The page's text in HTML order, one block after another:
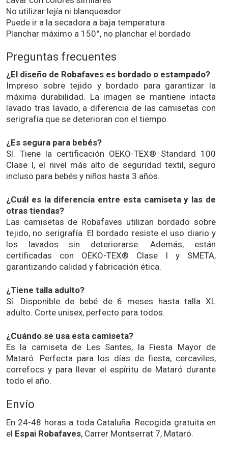
No utilizar lejía ni blanqueador
Puede ir a la secadora a baja temperatura
Planchar máximo a 150°, no planchar el bordado
Preguntas frecuentes
¿El diseño de Robafaves es bordado o estampado?
Impreso sobre tejido y bordado para garantizar la
máxima durabilidad. La imagen se mantiene intacta
lavado tras lavado, a diferencia de las camisetas con
serigrafía que se deterioran con el tiempo.
¿Es segura para bebés?
Sí. Tiene la certificación OEKO-TEX® Standard 100
Clase I, el nivel más alto de seguridad textil, seguro
incluso para bebés y niños hasta 3 años.
¿Cuál es la diferencia entre esta camiseta y las de
otras tiendas?
Las camisetas de Robafaves utilizan bordado sobre
tejido, no serigrafía. El bordado resiste el uso diario y
los lavados sin deteriorarse. Además, están
certificadas con OEKO-TEX® Clase I y SMETA,
garantizando calidad y fabricación ética.
¿Tiene talla adulto?
Sí. Disponible de bebé de 6 meses hasta talla XL
adulto. Corte unisex, perfecto para todos.
¿Cuándo se usa esta camiseta?
Es la camiseta de Les Santes, la Fiesta Mayor de
Mataró. Perfecta para los días de fiesta, cercaviles,
correfocs y para llevar el espíritu de Mataró durante
todo el año.
Envío
En 24-48 horas a toda Cataluña. Recogida gratuita en
el Espai Robafaves, Carrer Montserrat 7, Mataró.